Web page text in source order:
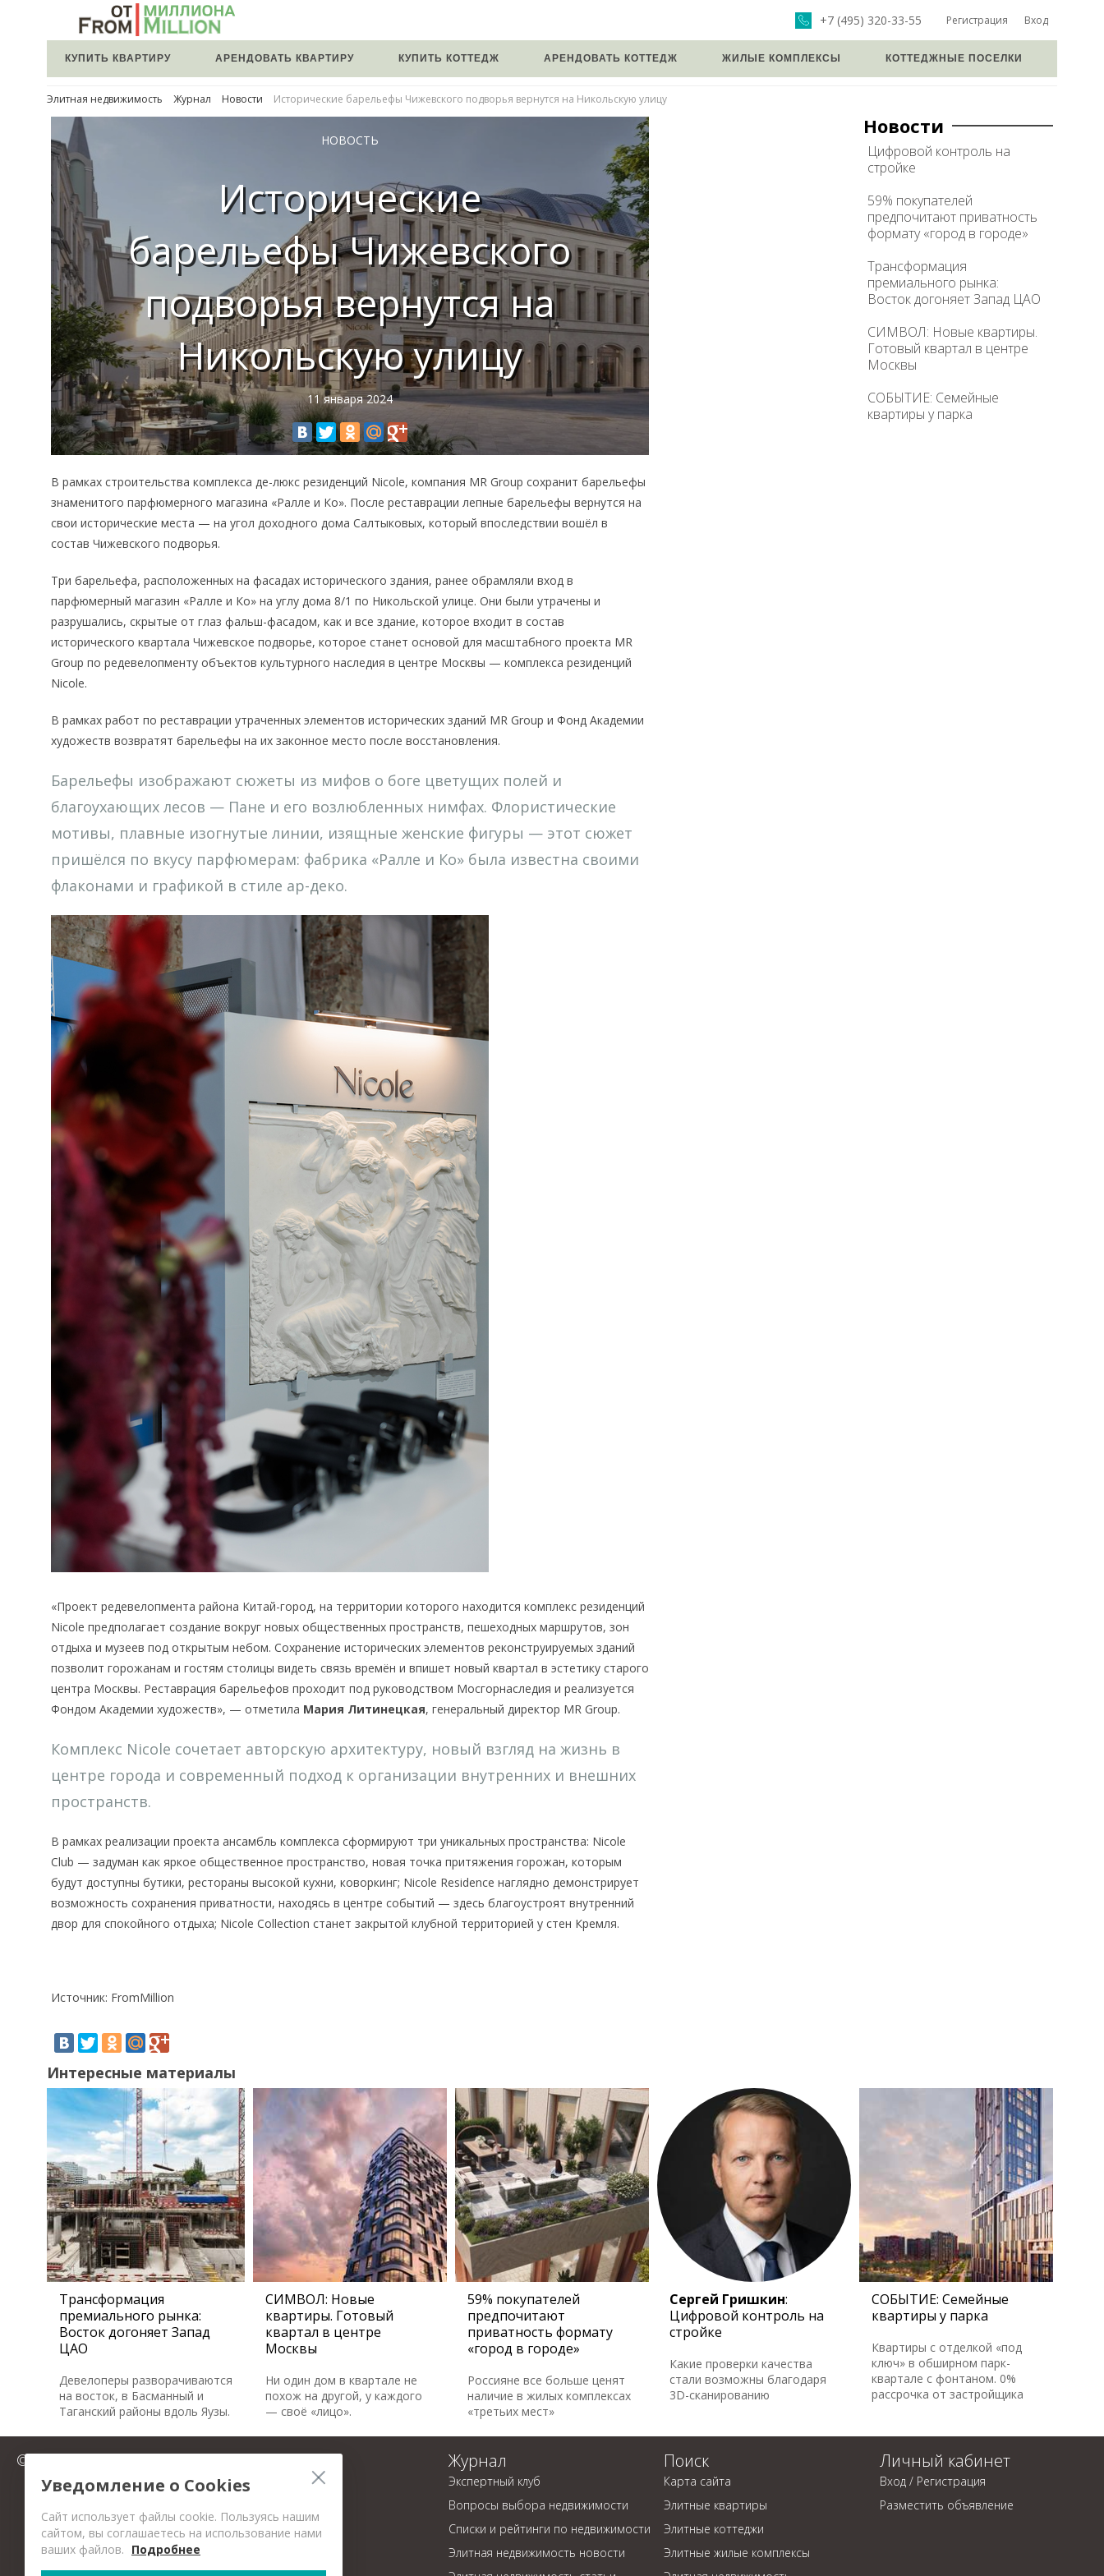
Регистрация Вход
+7 (495) 320-33-55
КУПИТЬ КВАРТИРУ АРЕНДОВАТЬ КВАРТИРУ КУПИТЬ КОТТЕДЖ АРЕНДОВАТЬ КОТТЕДЖ ЖИЛЫЕ КОМПЛЕКСЫ КОТТЕДЖНЫЕ ПОСЕЛКИ
Элитная недвижимость Журнал Новости Исторические барельефы Чижевского подворья вернутся на Никольскую улицу
НОВОСТЬ
Исторические
барельефы Чижевского
подворья вернутся на
Никольскую улицу
11 января 2024
В рамках строительства комплекса де-люкс резиденций Nicole, компания MR Group сохранит барельефы
знаменитого парфюмерного магазина «Ралле и Ко». После реставрации лепные барельефы вернутся на
свои исторические места — на угол доходного дома Салтыковых, который впоследствии вошёл в
состав Чижевского подворья.
Три барельефа, расположенных на фасадах исторического здания, ранее обрамляли вход в
парфюмерный магазин «Ралле и Ко» на углу дома 8/1 по Никольской улице. Они были утрачены и
разрушались, скрытые от глаз фальш-фасадом, как и все здание, которое входит в состав
исторического квартала Чижевское подворье, которое станет основой для масштабного проекта MR
Group по редевелопменту объектов культурного наследия в центре Москвы — комплекса резиденций
Nicole.
В рамках работ по реставрации утраченных элементов исторических зданий MR Group и Фонд Академии
художеств возвратят барельефы на их законное место после восстановления.
Барельефы изображают сюжеты из мифов о боге цветущих полей и
благоухающих лесов — Пане и его возлюбленных нимфах. Флористические
мотивы, плавные изогнутые линии, изящные женские фигуры — этот сюжет
пришёлся по вкусу парфюмерам: фабрика «Ралле и Ко» была известна своими
флаконами и графикой в стиле ар-деко.
«Проект редевелопмента района Китай-город, на территории которого находится комплекс резиденций
Nicole предполагает создание вокруг новых общественных пространств, пешеходных маршрутов, зон
отдыха и музеев под открытым небом. Сохранение исторических элементов реконструируемых зданий
позволит горожанам и гостям столицы видеть связь времён и впишет новый квартал в эстетику старого
центра Москвы. Реставрация барельефов проходит под руководством Мосгорнаследия и реализуется
Фондом Академии художеств», — отметила Мария Литинецкая, генеральный директор MR Group.
Комплекс Nicole сочетает авторскую архитектуру, новый взгляд на жизнь в
центре города и современный подход к организации внутренних и внешних
пространств.
В рамках реализации проекта ансамбль комплекса сформируют три уникальных пространства: Nicole
Club — задуман как яркое общественное пространство, новая точка притяжения горожан, которым
будут доступны бутики, рестораны высокой кухни, коворкинг; Nicole Residence наглядно демонстрирует
возможность сохранения приватности, находясь в центре событий — здесь благоустроят внутренний
двор для спокойного отдыха; Nicole Collection станет закрытой клубной территорией у стен Кремля.
Источник: FromMillion
Новости
Цифровой контроль на
стройке
59% покупателей
предпочитают приватность
формату «город в городе»
Трансформация
премиального рынка:
Восток догоняет Запад ЦАО
СИМВОЛ: Новые квартиры.
Готовый квартал в центре
Москвы
СОБЫТИЕ: Семейные
квартиры у парка
Интересные материалы
Трансформация
премиального рынка:
Восток догоняет Запад
ЦАО
Девелоперы разворачиваются
на восток, в Басманный и
Таганский районы вдоль Яузы.
СИМВОЛ: Новые
квартиры. Готовый
квартал в центре
Москвы
Ни один дом в квартале не
похож на другой, у каждого
— своё «лицо».
59% покупателей
предпочитают
приватность формату
«город в городе»
Россияне все больше ценят
наличие в жилых комплексах
«третьих мест»
Сергей Гришкин:
Цифровой контроль на
стройке
Какие проверки качества
стали возможны благодаря
3D-сканированию
СОБЫТИЕ: Семейные
квартиры у парка
Квартиры с отделкой «под
ключ» в обширном парк-
квартале с фонтаном. 0%
рассрочка от застройщика
Уведомление о Cookies
Сайт использует файлы cookie. Пользуясь нашим
сайтом, вы соглашаетесь на использование нами
ваших файлов. Подробнее
© 2025 FromMillion.ru Журнал
Экспертный клуб
Вопросы выбора недвижимости
Списки и рейтинги по недвижимости
Элитная недвижимость новости
Поиск
Карта сайта
Элитные квартиры
Элитные коттеджи
Элитные жилые комплексы
Личный кабинет
Вход / Регистрация
Разместить объявление